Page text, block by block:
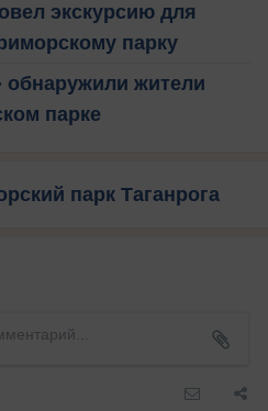
экскурсию для
парку
обнаружили жители
парке
парк Таганрога